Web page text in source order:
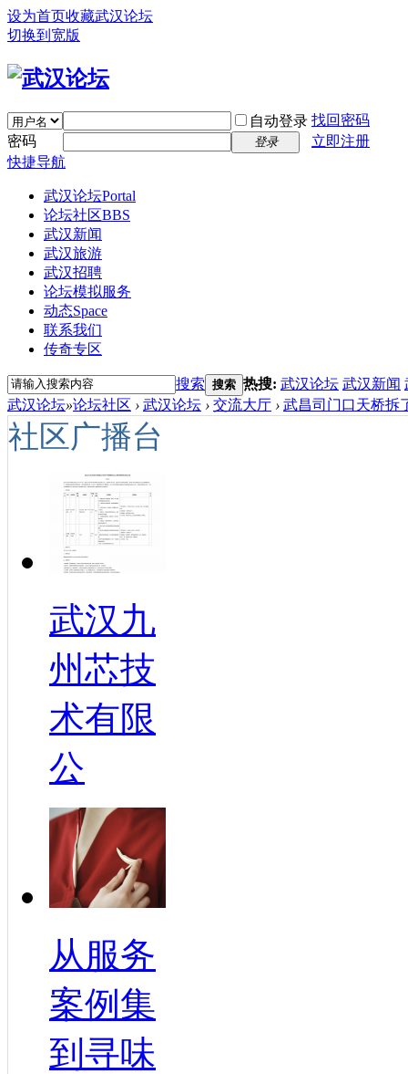
设为首页收藏武汉论坛
切换到宽版
自动登录 找回密码
密码
登录
立即注册
快捷导航
武汉论坛Portal
论坛社区BBS
武汉新闻
武汉旅游
武汉招聘
论坛模拟服务
动态Space
联系我们
传奇专区
搜索 搜索 热搜: 武汉论坛 武汉新闻
武汉论坛»论坛社区 › 武汉论坛 › 交流大厅 › 武昌司门口天桥拆
社区广播台
武汉九
州芯技
术有限
公
从服务
案例集
到寻味